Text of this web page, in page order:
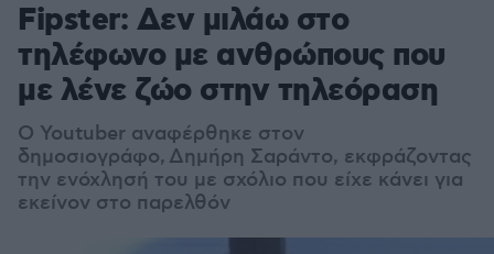
Fipster: Δεν μιλάω στο
τηλέφωνο με ανθρώπους που
με λένε ζώο στην τηλεόραση
Ο Youtuber αναφέρθηκε στον
δημοσιογράφο, Δημήρη Σαράντο, εκφράζοντας
την ενόχλησή του με σχόλιο που είχε κάνει για
εκείνον στο παρελθόν